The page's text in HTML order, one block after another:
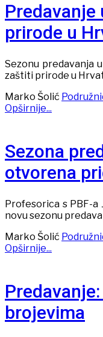
Predavanje
prirode u
Sezonu predavanja
zaštiti prirode u
Marko Šolić
Opširnije...
Sezona
otvorena
Profesorica s PBF-a
novu sezonu
Marko Šolić
Opširnije...
brojevima